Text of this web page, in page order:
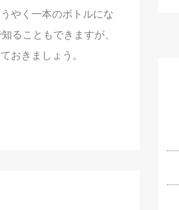
やく一本のボトルにな
ることもできますが、
おきましょう。